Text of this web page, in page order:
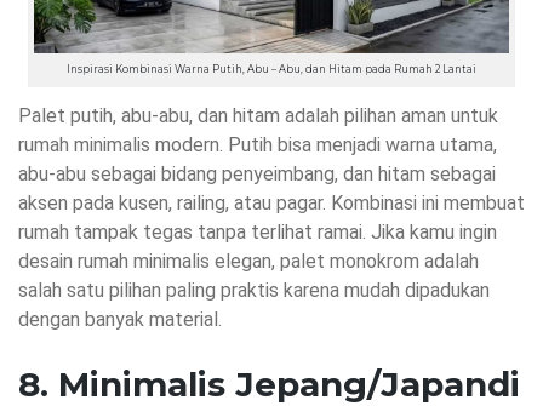
Inspirasi Kombinasi Warna Putih, Abu – Abu, dan Hitam pada Rumah 2 Lantai
Palet putih, abu-abu, dan hitam adalah pilihan aman untuk
rumah minimalis modern. Putih bisa menjadi warna utama,
abu-abu sebagai bidang penyeimbang, dan hitam sebagai
aksen pada kusen, railing, atau pagar. Kombinasi ini membuat
rumah tampak tegas tanpa terlihat ramai. Jika kamu ingin
desain rumah minimalis elegan, palet monokrom adalah
salah satu pilihan paling praktis karena mudah dipadukan
dengan banyak material.
8. Minimalis Jepang/Japandi